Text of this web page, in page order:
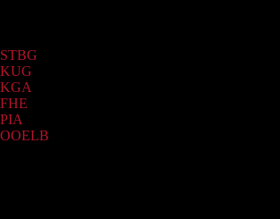
STBG
KUG
KGA
FHE
PIA
OOELB